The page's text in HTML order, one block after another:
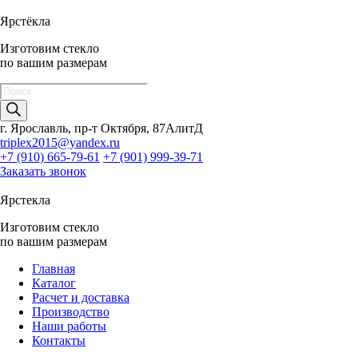
Ярстёкла
Изготовим стекло
по вашим размерам
Поиск
товаров
г. Ярославль, пр-т Октября, 87АлитД
triplex2015@yandex.ru
+7 (910) 665-79-61 +7 (901) 999-39-71
Заказать звонок
Ярстекла
Изготовим стекло
по вашим размерам
Главная
Каталог
Расчет и доставка
Производство
Наши работы
Контакты